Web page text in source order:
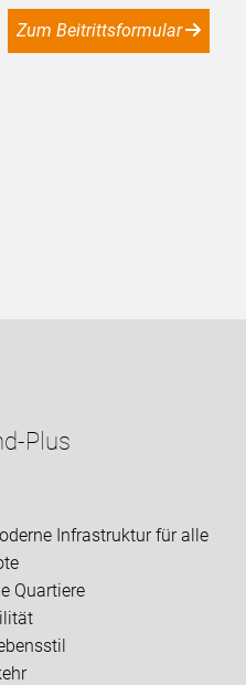
Zum Beitrittsformular
Plus
Infrastruktur für alle
Quartiere